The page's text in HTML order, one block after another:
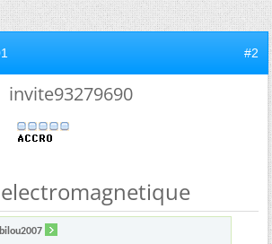
#2
invite93279690
electromagnetique
bilou2007